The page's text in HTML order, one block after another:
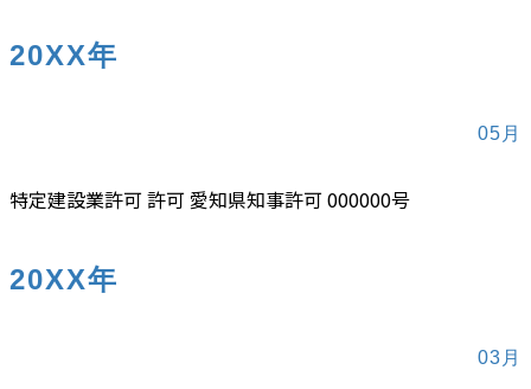
20XX年
05月
特定建設業許可 許可 愛知県知事許可 000000号
20XX年
03月